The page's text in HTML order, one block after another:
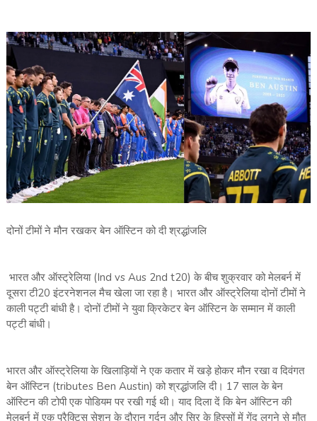
दोनों टीमों ने मौन रखकर बेन ऑस्टिन को दी श्रद्धांजलि
भारत और ऑस्‍ट्रेलिया (Ind vs Aus 2nd t20) के बीच शुक्रवार को मेलबर्न में
दूसरा टी20 इंटरनेशनल मैच खेला जा रहा है। भारत और ऑस्‍ट्रेलिया दोनों टीमों ने
काली पट्टी बांधी है। दोनों टीमों ने युवा क्रिकेटर बेन ऑस्टिन के सम्‍मान में काली
पट्टी बांधी।
भारत और ऑस्‍ट्रेलिया के खिलाड़‍ियों ने एक कतार में खड़े होकर मौन रखा व दिवंगत
बेन ऑस्टिन (tributes Ben Austin) को श्रद्धांजलि दी। 17 साल के बेन
ऑस्टिन की टोपी एक पोडियम पर रखी गई थी। याद दिला दें कि बेन ऑस्टिन की
मेलबर्न में एक प्रैक्टिस सेशन के दौरान गर्दन और सिर के हिस्सों में गेंद लगने से मौत